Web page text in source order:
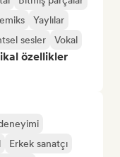
Yaylılar
sesler Vokal
özellikler
Erkek sanatçı